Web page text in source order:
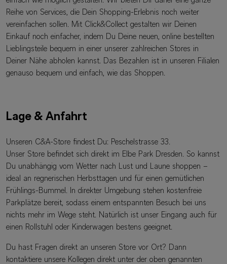
Reihe von Services, die Dein Shopping-Erlebnis noch weiter
vereinfachen sollen. Mit Click&Collect gestalten wir Deinen
Einkauf noch einfacher, indem Du Deine neuen, online bestellten
Lieblingsteile bequem in einer unserer zahlreichen Stores in
Deiner Nähe abholen kannst. Das Bezahlen ist in unseren Filialen
genauso bequem und einfach, wie das Shoppen.
Lage & Anfahrt
Unseren C&A-Store findest Du: Peschelstrasse 33.
Unser Store befindet sich direkt im Elbe Park Dresden. So kannst
Du unabhängig vom Wetter nach Lust und Laune shoppen –
ideal an regnerischen Herbsttagen und für einen gemütlichen
Frühlings-Bummel. In direkter Umgebung stehen kostenfreie
Parkplätze bereit, sodass einem entspannten Besuch bei uns
nichts mehr im Wege steht. Natürlich ist unser Eingang auch für
einen Rollstuhl oder Kinderwagen bestens geeignet.
Du hast Fragen direkt an unseren Store vor Ort? Dann
kontaktiere unsere Kollegen direkt unter der oben genannten